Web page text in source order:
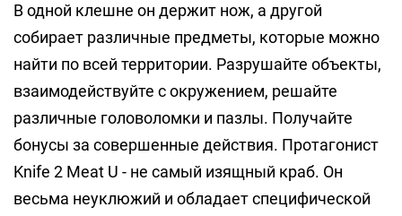
В одной клешне он держит нож, а другой
собирает различные предметы, которые можно
найти по всей территории. Разрушайте объекты,
взаимодействуйте с окружением, решайте
различные головоломки и пазлы. Получайте
бонусы за совершенные действия. Протагонист
Knife 2 Meat U - не самый изящный краб. Он
весьма неуклюжий и обладает специфической